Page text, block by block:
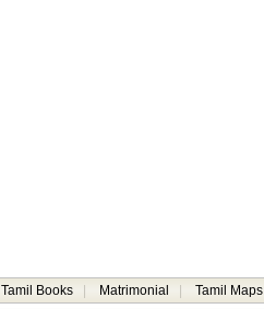
Tamil Books Matrimonial Tamil Maps